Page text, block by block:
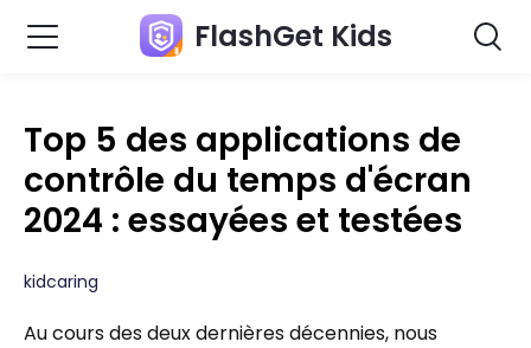
FlashGet Kids
Top 5 des applications de
contrôle du temps d'écran
2024 : essayées et testées
kidcaring
Au cours des deux dernières décennies, nous